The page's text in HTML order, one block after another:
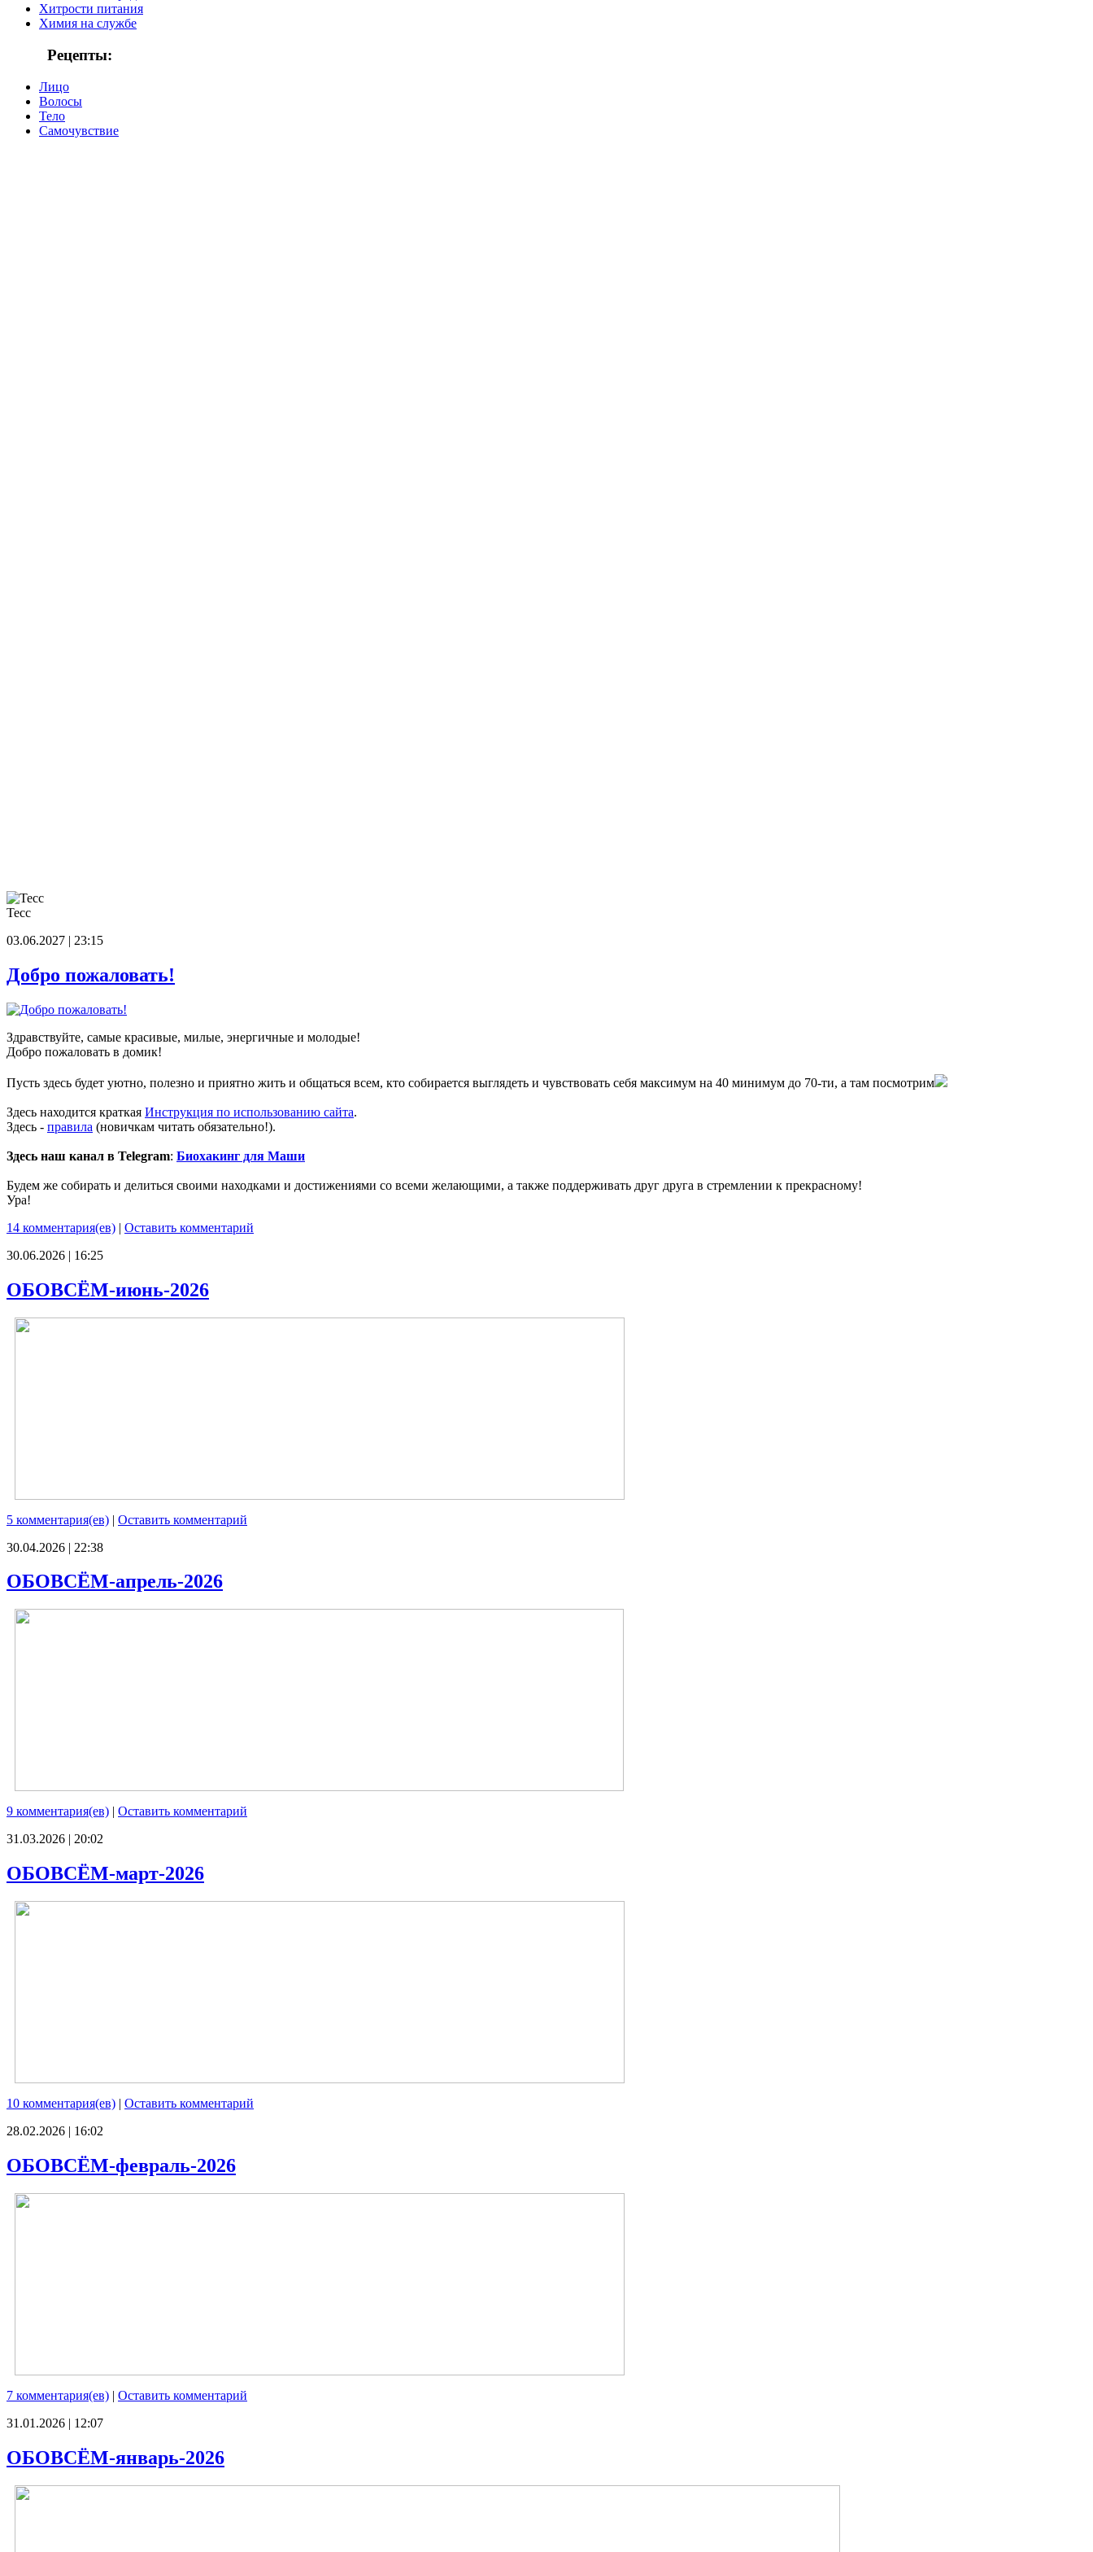
Хитрости питания
Химия на службе
Рецепты:
Лицо
Волосы
Тело
Самочувствие
Тесс
03.06.2027 | 23:15
Добро пожаловать!
Здравствуйте, самые красивые, милые, энергичные и молодые!
Добро пожаловать в домик!
Пусть здесь будет уютно, полезно и приятно жить и общаться всем, кто собирается выглядеть и чувствовать себя максимум на 40 минимум до 70-ти, а там посмотрим
Здесь находится краткая Инструкция по использованию сайта.
Здесь - правила (новичкам читать обязательно!).
Здесь наш канал в Telegram: Биохакинг для Маши
Будем же собирать и делиться своими находками и достижениями со всеми желающими, а также поддерживать друг друга в стремлении к прекрасному!
Ура!
14 комментария(ев) | Оставить комментарий
30.06.2026 | 16:25
ОБОВСЁМ-июнь-2026
5 комментария(ев) | Оставить комментарий
30.04.2026 | 22:38
ОБОВСЁМ-апрель-2026
9 комментария(ев) | Оставить комментарий
31.03.2026 | 20:02
ОБОВСЁМ-март-2026
10 комментария(ев) | Оставить комментарий
28.02.2026 | 16:02
ОБОВСЁМ-февраль-2026
7 комментария(ев) | Оставить комментарий
31.01.2026 | 12:07
ОБОВСЁМ-январь-2026